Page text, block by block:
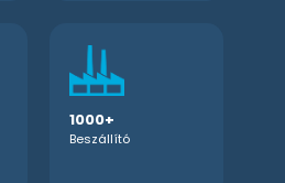
1000+
Beszállító